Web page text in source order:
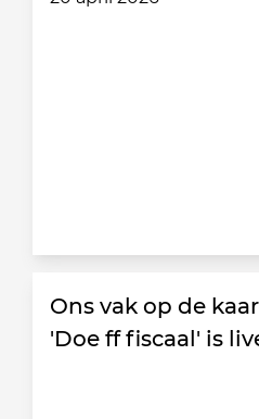
Ons vak op de
'Doe ff fiscaal' is